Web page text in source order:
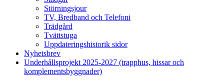
Störningsjour
TV, Bredband och Telefoni
Trädgård
Tvättstuga
Uppdateringshistorik sidor
Nyhetsbrev
Underhållsprojekt 2025-2027 (trapphus, hissar och
komplementsbyggnader)